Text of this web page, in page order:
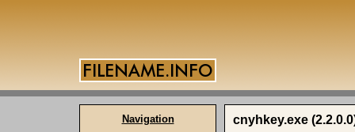
cnyhkey.exe
Navigation